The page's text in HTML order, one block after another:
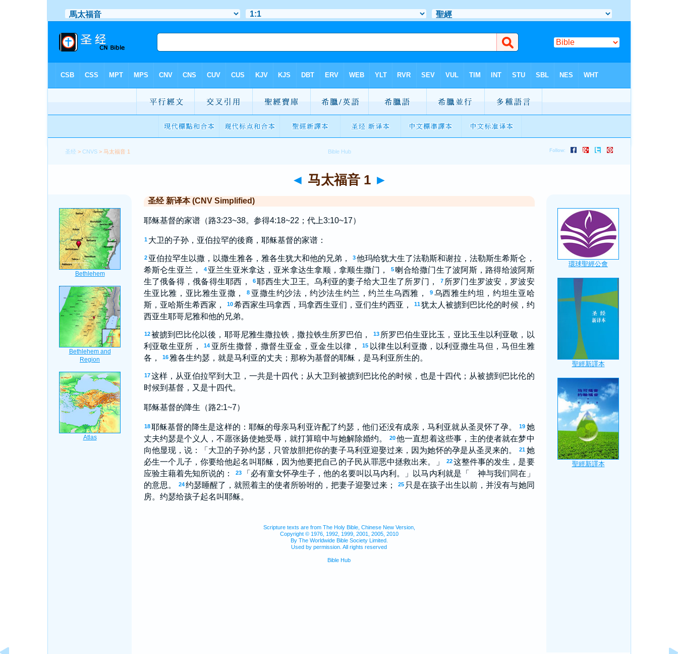
圣经 >CNVS > 马太福音 1
◄ 马太福音 1 ►
圣经 新译本 (CNV Simplified)
耶稣基督的家谱（路3:23~38。参得4:18~22；代上3:10~17）
1 大卫的子孙，亚伯拉罕的後裔，耶稣基督的家谱：
2 亚伯拉罕生以撒，以撒生雅各，雅各生犹大和他的兄弟， 3他玛给犹大生了法勒斯和谢拉，法勒斯生希斯仑，
希斯仑生亚兰，
4 亚兰生亚米拿达，亚米拿达生拿顺，拿顺生撒门， 5 喇合给撒门生了波阿斯，路得给波阿斯
生了俄备得，俄备得生耶西，
6耶西生大卫王。乌利亚的妻子给大卫生了所罗门， 7 所罗门生罗波安，罗波安
生亚比雅，亚比雅生亚撒，
8 亚撒生约沙法，约沙法生约兰，约兰生乌西雅， 9 乌西雅生约坦，约坦生亚哈
斯，亚哈斯生希西家，
10希西家生玛拿西，玛拿西生亚们，亚们生约西亚， 11犹太人被掳到巴比伦的时候，约
西亚生耶哥尼雅和他的兄弟。
12 被掳到巴比伦以後，耶哥尼雅生撒拉铁，撒拉铁生所罗巴伯， 13 所罗巴伯生亚比玉，亚比玉生以利亚敬，以
利亚敬生亚所，
14 亚所生撒督，撒督生亚金，亚金生以律， 15 以律生以利亚撒，以利亚撒生马但，马但生雅
各，
16 雅各生约瑟，就是马利亚的丈夫；那称为基督的耶稣，是马利亚所生的。
17 这样，从亚伯拉罕到大卫，一共是十四代；从大卫到被掳到巴比伦的时候，也是十四代；从被掳到巴比伦的
时候到基督，又是十四代。
耶稣基督的降生（路2:1~7）
18 耶稣基督的降生是这样的：耶稣的母亲马利亚许配了约瑟，他们还没有成亲，马利亚就从圣灵怀了孕。 19 她
丈夫约瑟是个义人，不愿张扬使她受辱，就打算暗中与她解除婚约。
20他一直想着这些事，主的使者就在梦中
向他显现，说：「大卫的子孙约瑟，只管放胆把你的妻子马利亚迎娶过来，因为她怀的孕是从圣灵来的。
21 她
必生一个儿子，你要给他起名叫耶稣，因为他要把自己的子民从罪恶中拯救出来。」
22这整件事的发生，是要
应验主藉着先知所说的：
23
「必有童女怀孕生子，他的名要叫以马内利。」以马内利就是「 神与我们同在」
的意思。
24约瑟睡醒了，就照着主的使者所吩咐的，把妻子迎娶过来； 25 只是在孩子出生以前，并没有与她同
房。约瑟给孩子起名叫耶稣。
Scripture texts are from The Holy Bible, Chinese New Version,
Copyright © 1976, 1992, 1999, 2001, 2005, 2010
By The Worldwide Bible Society Limited.
Used by permission. All rights reserved
Bible Hub